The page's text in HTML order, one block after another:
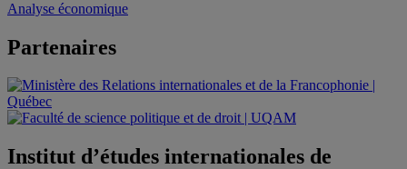
Analyse économique
Partenaires
Institut d’études internationales de